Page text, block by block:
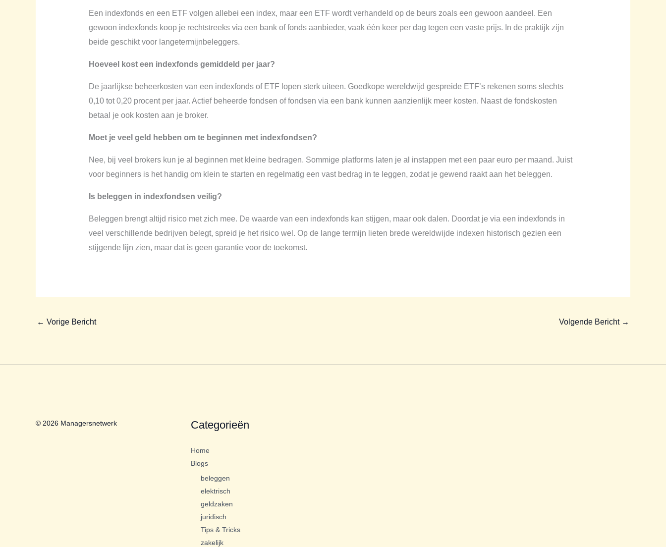
Een indexfonds en een ETF volgen allebei een index, maar een ETF wordt verhandeld op de beurs zoals een gewoon aandeel. Een
gewoon indexfonds koop je rechtstreeks via een bank of fonds aanbieder, vaak één keer per dag tegen een vaste prijs. In de praktijk zijn
beide geschikt voor langetermijnbeleggers.
Hoeveel kost een indexfonds gemiddeld per jaar?
De jaarlijkse beheerkosten van een indexfonds of ETF lopen sterk uiteen. Goedkope wereldwijd gespreide ETF’s rekenen soms slechts
0,10 tot 0,20 procent per jaar. Actief beheerde fondsen of fondsen via een bank kunnen aanzienlijk meer kosten. Naast de fondskosten
betaal je ook kosten aan je broker.
Moet je veel geld hebben om te beginnen met indexfondsen?
Nee, bij veel brokers kun je al beginnen met kleine bedragen. Sommige platforms laten je al instappen met een paar euro per maand. Juist
voor beginners is het handig om klein te starten en regelmatig een vast bedrag in te leggen, zodat je gewend raakt aan het beleggen.
Is beleggen in indexfondsen veilig?
Beleggen brengt altijd risico met zich mee. De waarde van een indexfonds kan stijgen, maar ook dalen. Doordat je via een indexfonds in
veel verschillende bedrijven belegt, spreid je het risico wel. Op de lange termijn lieten brede wereldwijde indexen historisch gezien een
stijgende lijn zien, maar dat is geen garantie voor de toekomst.
← Vorige Bericht Volgende Bericht →
© 2026 Managersnetwerk Categorieën
Home
Blogs
beleggen
elektrisch
geldzaken
juridisch
Tips & Tricks
zakelijk